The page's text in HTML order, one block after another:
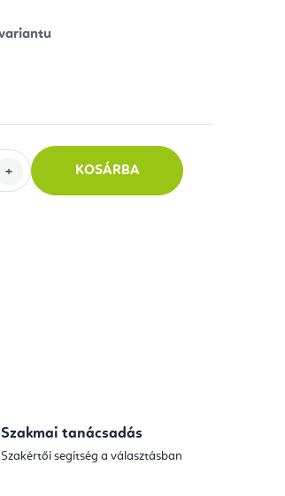
KOSÁRBA
Szakmai tanácsadás
Szakértői segítség a választásban